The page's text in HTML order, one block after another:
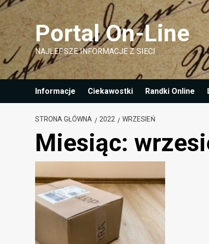
Przejdź
treści
Portal On-Line
NAJLEPSZE INFORMACJE Z SIECI
Informacje Ciekawostki Randki Online
STRONA GŁÓWNA 2022 WRZESIEŃ
Miesiąc: